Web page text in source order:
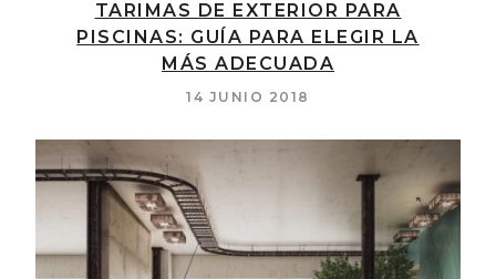
TARIMAS DE EXTERIOR PARA
PISCINAS: GUÍA PARA ELEGIR LA
MÁS ADECUADA
14 JUNIO 2018